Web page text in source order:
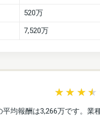
520万
7,520万
均報酬は3,266万です。業